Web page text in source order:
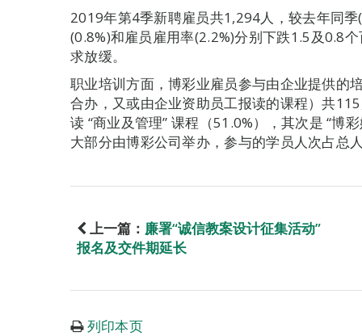
2019年第4季新聘雇员共1,294人，较去年同
(0.8%)和雇员雇用率(2.2%)分别下跌1.5及0.8
求放缓。
职业培训方面，博彩业雇员参与由企业提供的
合办，又或由企业资助员工报读的课程）共
读 “商业及管理” 课程（51.0%），其次是 “博
大部分由博彩公司举办，参与的学员人次占总人
上一篇： 廉署“诚信教案设计征集活动”
报名及交件期延长
列印本页